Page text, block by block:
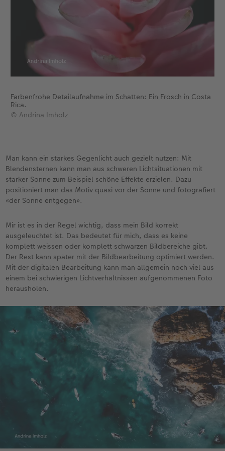
Farbenfrohe Detailaufnahme im Schatten: Ein Frosch in Costa
Rica.
© Andrina Imholz
Man kann ein starkes Gegenlicht auch gezielt nutzen: Mit
Blendensternen kann man aus schweren Lichtsituationen mit
starker Sonne zum Beispiel schöne Effekte erzielen. Dazu
positioniert man das Motiv quasi vor der Sonne und fotografiert
«der Sonne entgegen».
Mir ist es in der Regel wichtig, dass mein Bild korrekt
ausgeleuchtet ist. Das bedeutet für mich, dass es keine
komplett weissen oder komplett schwarzen Bildbereiche gibt.
Der Rest kann später mit der Bildbearbeitung optimiert werden.
Mit der digitalen Bearbeitung kann man allgemein noch viel aus
einem bei schwierigen Lichtverhältnissen aufgenommenen Foto
herausholen.